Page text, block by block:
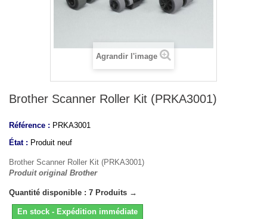
Agrandir l'image
Brother Scanner Roller Kit (PRKA3001)
Référence : PRKA3001
État : Produit neuf
Brother Scanner Roller Kit (PRKA3001)
Produit original Brother
Quantité disponible : 7 Produits →
En stock - Expédition immédiate